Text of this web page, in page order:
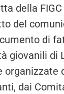
della FIGC
del
di
giovanili di
organizzate
dai